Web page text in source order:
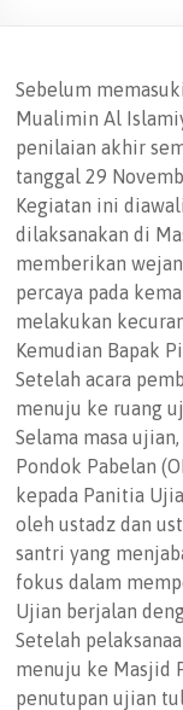
Sebelum
Mualimin Al
penilaian akhir
tanggal 29
Kegiatan ini
dilaksanakan di
memberikan
percaya pada
melakukan
Kemudian Bapak
Setelah acara
menuju ke ruang
Selama masa
Pondok Pabelan
kepada Panitia
oleh ustadz dan
santri yang
fokus dalam
Ujian berjalan
Setelah
menuju ke Masjid
penutupan ujian